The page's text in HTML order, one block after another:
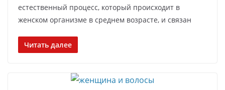
естественный процесс, который происходит в
женском организме в среднем возрасте, и связан
Читать далее